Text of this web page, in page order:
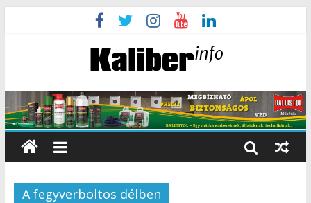
A fegyverboltos délben